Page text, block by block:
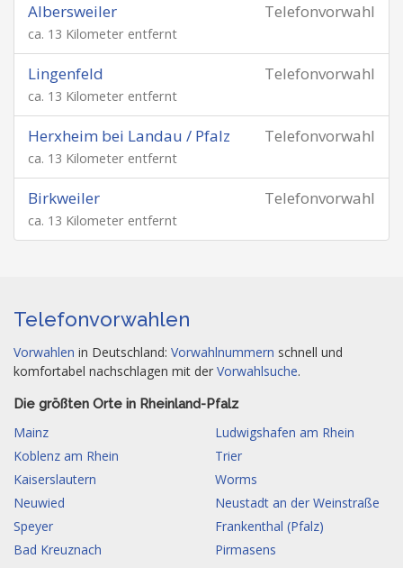
Telefonvorwahl
Albersweiler
ca. 13 Kilometer entfernt
Telefonvorwahl
Lingenfeld
ca. 13 Kilometer entfernt
Telefonvorwahl
Herxheim bei Landau / Pfalz
ca. 13 Kilometer entfernt
Telefonvorwahl
Birkweiler
ca. 13 Kilometer entfernt
Telefonvorwahlen
Vorwahlen in Deutschland: Vorwahlnummern schnell und
komfortabel nachschlagen mit der Vorwahlsuche.
Die größten Orte in Rheinland-Pfalz
Mainz
Ludwigshafen am Rhein
Koblenz am Rhein
Trier
Kaiserslautern
Worms
Neuwied
Neustadt an der Weinstraße
Speyer
Frankenthal (Pfalz)
Bad Kreuznach
Pirmasens